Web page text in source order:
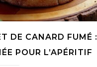
DE CANARD FUMÉ :
POUR L’APÉRITIF